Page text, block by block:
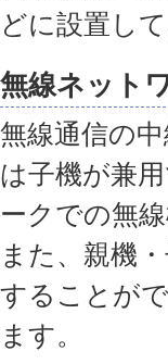
どに設置し
無線ネット
無線通信の
は子機が兼
ークでの無
また、親機
することが
ます。